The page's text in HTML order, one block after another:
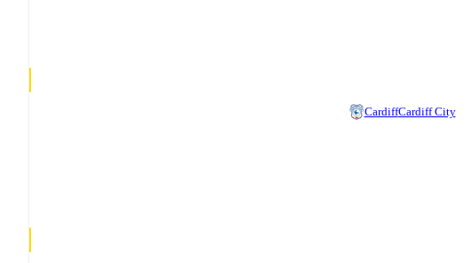
CardiffCardiff City